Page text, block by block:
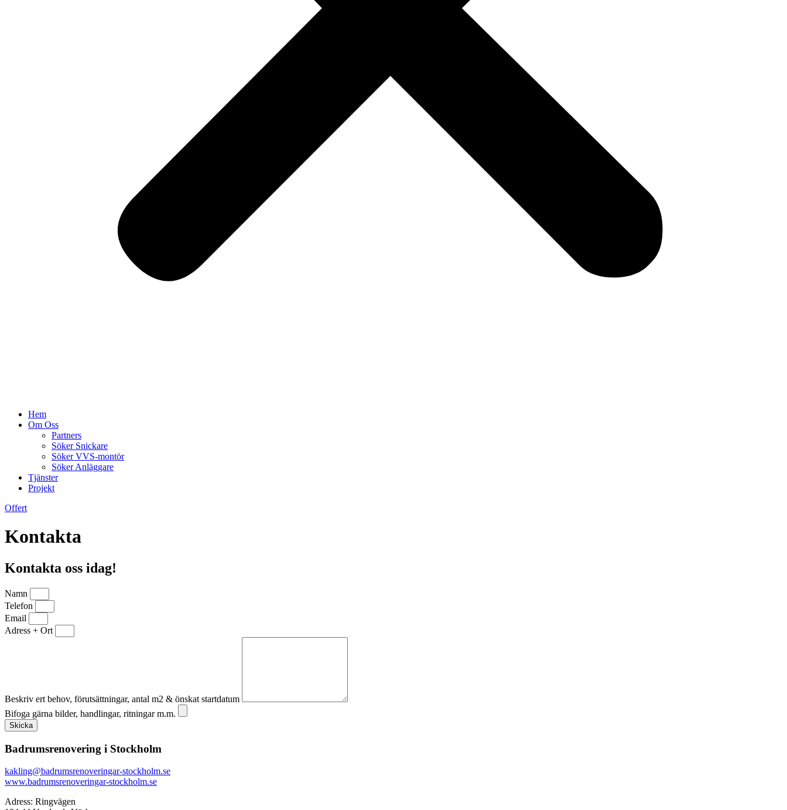
Hem
Om Oss
Partners
Söker Snickare
Söker VVS-montör
Söker Anläggare
Tjänster
Projekt
Offert
Kontakta
Kontakta oss idag!
Namn
Telefon
Email
Adress + Ort
Beskriv ert behov, förutsättningar, antal m2 & önskat startdatum
Bifoga gärna bilder, handlingar, ritningar m.m.
Skicka
Badrumsrenovering i Stockholm
kakling@badrumsrenoveringar-stockholm.se
www.badrumsrenoveringar-stockholm.se
Adress: Ringvägen